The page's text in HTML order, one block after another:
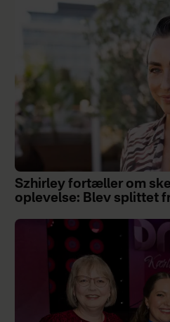
Szhirley fortæller om
oplevelse: Blev splittet